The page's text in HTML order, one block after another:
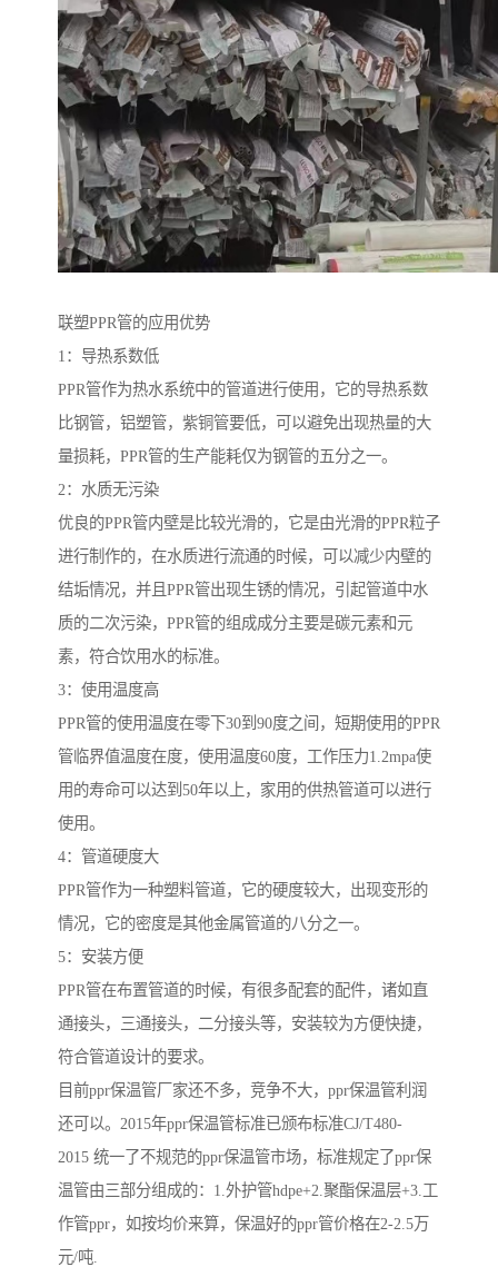
联塑PPR管的应用优势
1：导热系数低
PPR管作为热水系统中的管道进行使用，它的导热系数
比钢管，铝塑管，紫铜管要低，可以避免出现热量的大
量损耗，PPR管的生产能耗仅为钢管的五分之一。
2：水质无污染
优良的PPR管内壁是比较光滑的，它是由光滑的PPR粒子
进行制作的，在水质进行流通的时候，可以减少内壁的
结垢情况，并且PPR管出现生锈的情况，引起管道中水
质的二次污染，PPR管的组成成分主要是碳元素和元
素，符合饮用水的标准。
3：使用温度高
PPR管的使用温度在零下30到90度之间，短期使用的PPR
管临界值温度在度，使用温度60度，工作压力1.2mpa使
用的寿命可以达到50年以上，家用的供热管道可以进行
使用。
4：管道硬度大
PPR管作为一种塑料管道，它的硬度较大，出现变形的
情况，它的密度是其他金属管道的八分之一。
5：安装方便
PPR管在布置管道的时候，有很多配套的配件，诸如直
通接头，三通接头，二分接头等，安装较为方便快捷，
符合管道设计的要求。
目前ppr保温管厂家还不多，竞争不大，ppr保温管利润
还可以。2015年ppr保温管标准已颁布标准CJ/T480-
2015 统一了不规范的ppr保温管市场，标准规定了ppr保
温管由三部分组成的：1.外护管hdpe+2.聚酯保温层+3.工
作管ppr，如按均价来算，保温好的ppr管价格在2-2.5万
元/吨.